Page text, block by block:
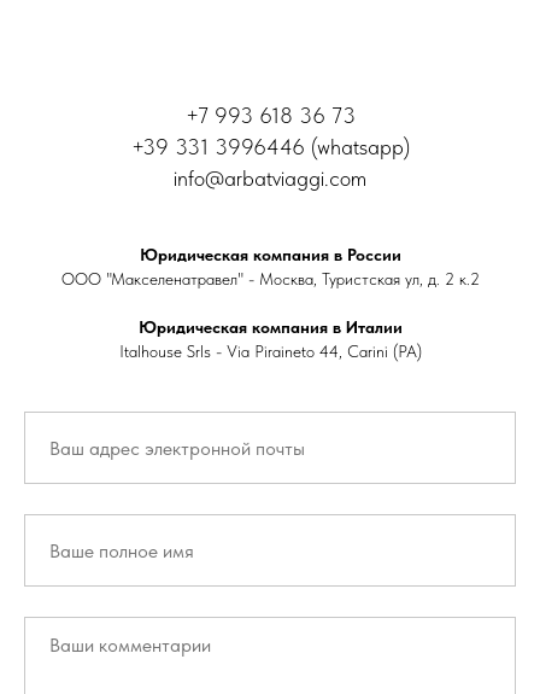
+7 993 618 36 73
+39 331 3996446 (whatsapp)
info@arbatviaggi.com
Юридическая компания в России
ООО "Макселенатравел" - Москва, Туристская ул, д. 2 к.2
Юридическая компания в Италии
Italhouse Srls - Via Piraineto 44, Carini (PA)